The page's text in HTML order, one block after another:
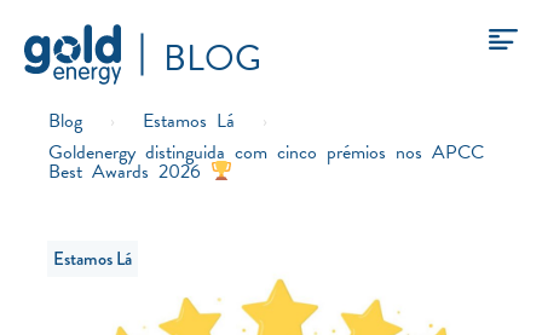
BLOG
Blog › Estamos Lá
›
Goldenergy distinguida com cinco prémios nos APCC
Best Awards 2026
Estamos Lá